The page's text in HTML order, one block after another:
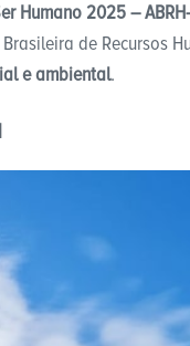
Humano 2025 –
de Recursos
e ambiental.